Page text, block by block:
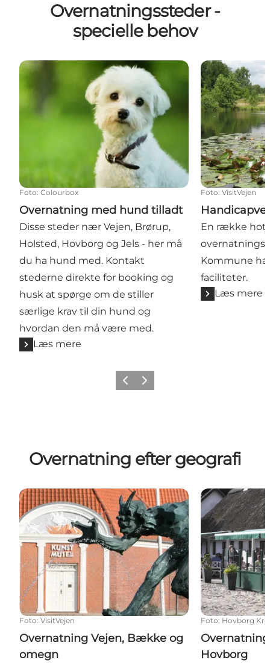
Overnatningssteder -
specielle behov
Overnatning med hund tilladt
Foto: Colourbox
Overnatning med hund tilladt
Disse steder nær Vejen, Brørup,
Holsted, Hovborg og Jels - her må
du ha hund med. Kontakt
stederne direkte for booking og
husk at spørge om de stiller
særlige krav til din hund og
hvordan den må være med.
Læs mere
Foto: VisitVejen
En række
Kommune
faciliteter.
Læs mere
Forrige billede
Næste billede
Overnatning efter geografi
Overnatning Vejen, Bække og omegn
Foto: VisitVejen
Overnatning Vejen, Bække og
omegn
Overnatning
Foto: Hovborg Kro
Hovborg